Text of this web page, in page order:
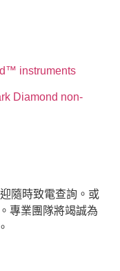
instruments
Diamond non-
隨時致電查詢。或
。專業團隊將竭誠為